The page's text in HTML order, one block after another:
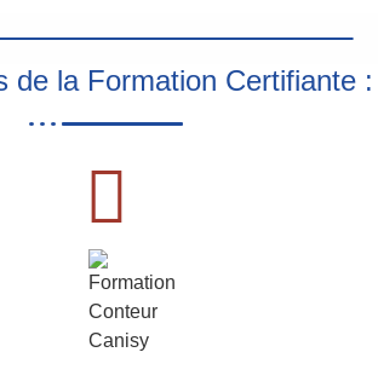
de la Formation Certifiante :